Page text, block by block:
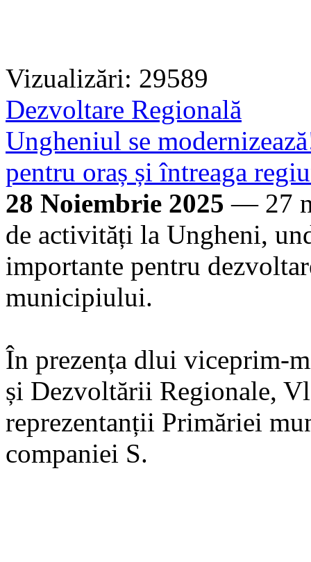
Vizualizări: 29589
Dezvoltare Regională
Ungheniul se
pentru oraș și întreaga
28 Noiembrie 2025 — 27
de activități la Ungheni,
importante pentru
municipiului.
În prezența dlui viceprim-
și Dezvoltării Regionale,
reprezentanții Primăriei
companiei S.